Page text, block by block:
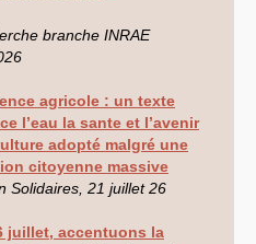
branche INRAE
agricole : un texte
l’eau la sante et l’avenir
adopté malgré une
citoyenne massive
Solidaires, 21 juillet 26
juillet, accentuons la